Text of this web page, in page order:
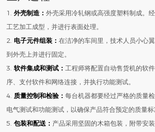
1.外壳制造：外壳采用冷轧钢或高强度塑料制成。
工艺加工成型，并进行表面处理。
2. 电子元件组装：在洁净的车间里，技术人员小心
到外壳上并进行固定。
3.软件集成和测试： 工程师将配置自动售货机的软
序、支付软件和网络连接，并执行功能测试。
4. 质量控制和检验：每台机器都要经过严格的质量
电气测试和功能测试，以确保产品符合预定的质量标
5.包装和配送： 产品采用坚固的木箱包装，附带安